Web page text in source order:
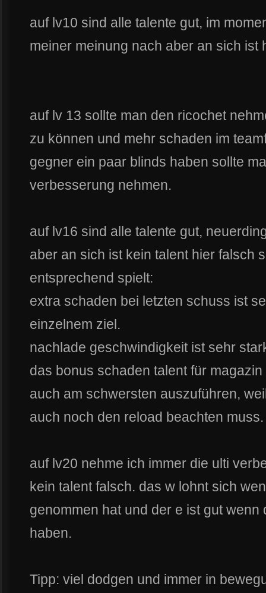
auf lv10 sind alle talente gut, im
meiner meinung nach aber an sich ist
auf lv 13 sollte man den ricochet
zu können und mehr schaden im
gegner ein paar blinds haben sollte
verbesserung nehmen.
auf lv16 sind alle talente gut,
aber an sich ist kein talent hier falsch
entsprechend spielt:
extra schaden bei letzten schuss ist
einzelnem ziel.
nachlade geschwindigkeit ist sehr
das bonus schaden talent für
auch am schwersten auszuführen,
auch noch den reload beachten muss.
auf lv20 nehme ich immer die ulti
kein talent falsch. das w lohnt sich
genommen hat und der e ist gut
haben.
Tipp: viel dodgen und immer in